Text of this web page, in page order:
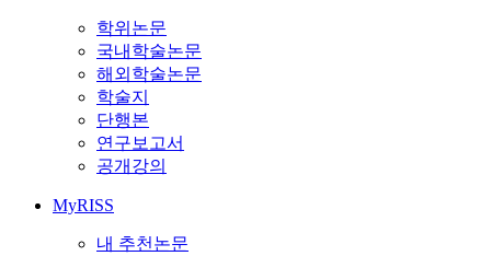
학위논문
국내학술논문
해외학술논문
학술지
단행본
연구보고서
공개강의
MyRISS
내 추천논문